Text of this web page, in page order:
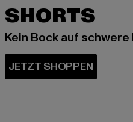
SHORTS
Kein Bock auf schwere